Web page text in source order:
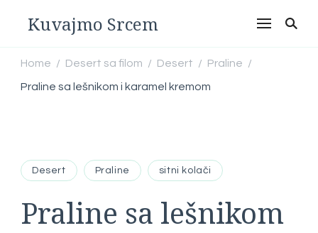
Kuvajmo Srcem
Home / Desert sa filom / Desert / Praline /
Praline sa lešnikom i karamel kremom
Desert Praline sitni kolači
Praline sa lešnikom